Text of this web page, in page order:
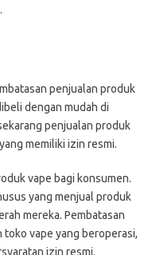
penjualan produk
dengan mudah di
penjualan produk
memiliki izin resmi.
vape bagi konsumen.
yang menjual produk
mereka. Pembatasan
vape yang beroperasi,
izin resmi.